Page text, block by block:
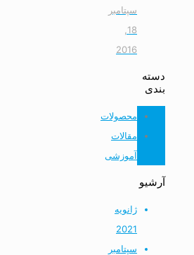
سپتامبر
2016
دسته
بندی
محصولات
مقالات
آموزشی
آرشیو
ژانویه
2021
سپتامبر